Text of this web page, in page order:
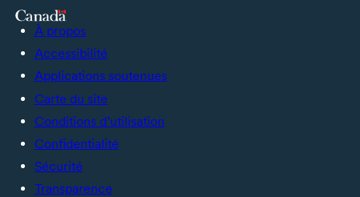
À propos
Accessibilité
Applications soutenues
Carte du site
Conditions d’utilisation
Confidentialité
Sécurité
Transparence